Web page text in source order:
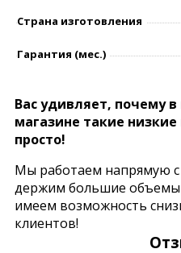
Страна изготовления
Гарантия (мес.)
Вас удивляет, почему
магазине такие низкие
просто!
Мы работаем напрямую
держим большие объемы
имеем возможность
клиентов!